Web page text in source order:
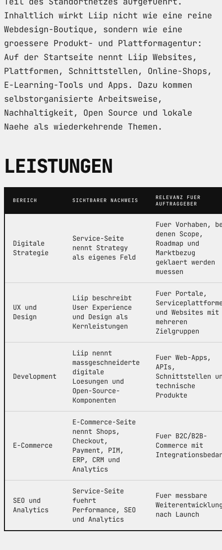
Inhaltlich wirkt Liip nicht wie eine reine
Webdesign-Boutique, sondern wie eine
groessere Produkt- und Plattformagentur:
Auf der Startseite nennt Liip Websites,
Plattformen, Schnittstellen, Online-Shops,
E-Learning-Tools und Apps. Dazu kommen
selbstorganisierte Arbeitsweise,
Nachhaltigkeit, Open Source und lokale
Naehe als wiederkehrende Themen.
LEISTUNGEN
BEREICH SICHTBARER NACHWEIS
RELEVANZ FUER
AUFTRAGGEBER
Digitale
Strategie
Service-Seite
nennt Strategy
als eigenes Feld
Fuer Vorhaben,
denen Scope,
Roadmap und
Marktbezug
geklaert werden
muessen
UX und
Design
Liip beschreibt
User Experience
und Design als
Kernleistungen
Fuer Portale,
und Websites mit
mehreren
Zielgruppen
Development
Liip nennt
massgeschneiderte
digitale
Loesungen und
Open-Source-
Komponenten
Fuer Web-Apps,
APIs,
Schnittstellen
technische
Produkte
E-Commerce
E-Commerce-Seite
nennt Shops,
Checkout,
Payment, PIM,
ERP, CRM und
Analytics
Fuer B2C/B2B-
Commerce mit
SEO und
Analytics
Service-Seite
fuehrt
Performance, SEO
und Analytics
Fuer messbare
nach Launch